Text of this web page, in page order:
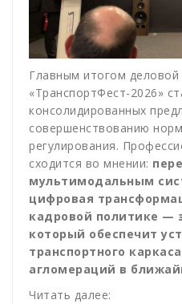
Главным итогом
«ТранспортФест-2026»
консолидированных
совершенствованию
регулирования.
сходится во мнении:
мультимодальным
цифровая
кадровой политике —
который обеспечит
транспортного
агломераций в
Читать далее: